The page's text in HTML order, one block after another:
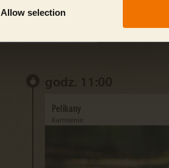
Allow selection
Wybierz datę
Pelikany
Karmienie